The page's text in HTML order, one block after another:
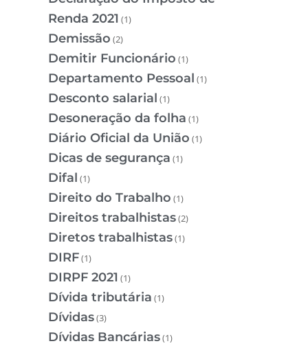
Renda 2021 (1)
Demissão (2)
Demitir Funcionário (1)
Departamento Pessoal (1)
Desconto salarial (1)
Desoneração da folha (1)
Diário Oficial da União (1)
Dicas de segurança (1)
Difal (1)
Direito do Trabalho (1)
Direitos trabalhistas(2)
Diretos trabalhistas(1)
DIRF(1)
DIRPF 2021 (1)
Dívida tributária (1)
Dívidas(3)
Dívidas Bancárias(1)